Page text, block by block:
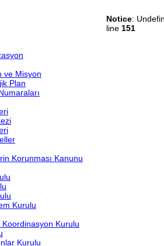
ve Misyon
Plan
Korunması Kanunu
Kurulu
Koordinasyon Kurulu
Kurulu
Notice:
line 151